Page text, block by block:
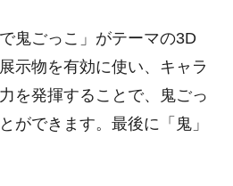
鬼ごっこ」がテーマの3D
示物を有効に使い、キャラ
を発揮することで、鬼ごっ
ができます。最後に「鬼」